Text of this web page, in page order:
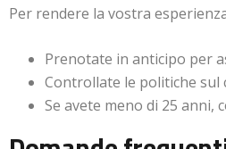
Per rendere la vostra
Prenotate in anticipo per
Controllate le politiche
Se avete meno di 25